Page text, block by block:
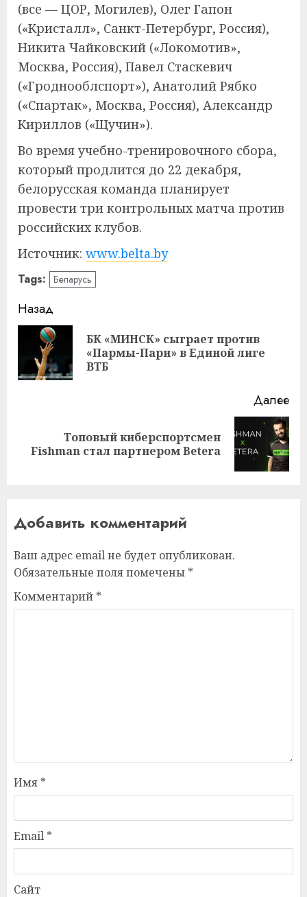
(все — ЦОР, Могилев), Олег Гапон
(«Кристалл», Санкт-Петербург, Россия),
Никита Чайковский («Локомотив»,
Москва, Россия), Павел Стаскевич
(«Гроднооблспорт»), Анатолий Рябко
(«Спартак», Москва, Россия), Александр
Кириллов («Щучин»).
Во время учебно-тренировочного сбора,
который продлится до 22 декабря,
белорусская команда планирует
провести три контрольных матча против
российских клубов.
Источник: www.belta.by
Tags: Беларусь
Навигация
записи
Назад
БК «МИНСК» сыграет против
«Пармы-Пари» в Единой лиге
ВТБ
Далее
Следующая
запись:
Топовый киберспортсмен
Fishman стал партнером Betera
Добавить комментарий
Ваш адрес email не будет опубликован.
Обязательные поля помечены *
Комментарий *
Имя *
Email *
Сайт